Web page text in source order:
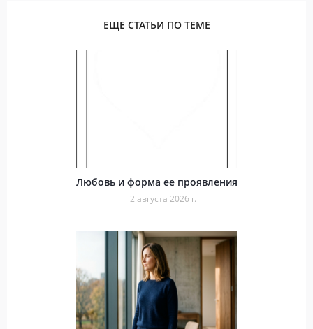
ЕЩЕ СТАТЬИ ПО ТЕМЕ
Любовь и форма ее проявления
2 августа 2026 г.